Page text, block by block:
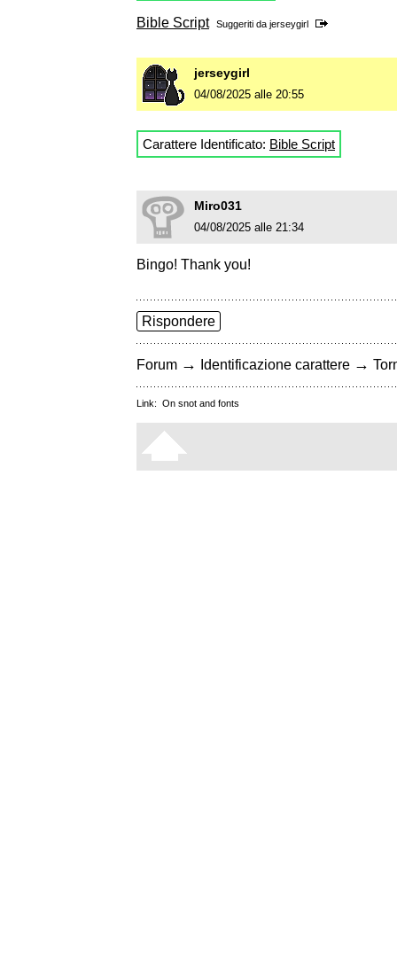
Bible Script Suggeriti da jerseygirl
jerseygirl
04/08/2025 alle 20:55
Carattere Identificato: Bible Script
Miro031
04/08/2025 alle 21:34
Bingo! Thank you!
Rispondere
Forum → Identificazione carattere →
Link: On snot and fonts